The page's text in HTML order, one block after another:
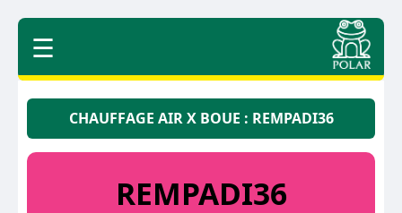
☰
CHAUFFAGE AIR X BOUE : REMPADI36
REMPADI36